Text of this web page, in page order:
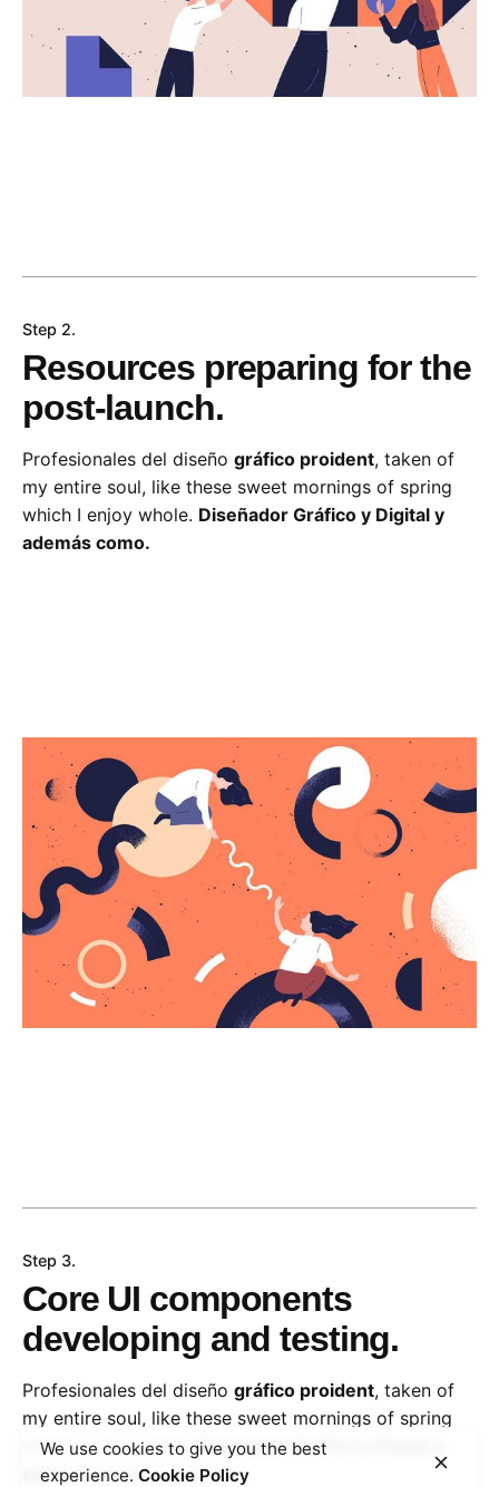
Step 2.
Resources preparing for the
post-launch.
Profesionales del diseño gráfico proident, taken of
my entire soul, like these sweet mornings of spring
which I enjoy whole. Diseñador Gráfico y Digital y
además como.
Step 3.
Core UI components
developing and testing.
Profesionales del diseño gráfico proident, taken of
my entire soul, like these sweet mornings of spring
which I enjoy whole.Diseñador Gráfico y Digital y
además comogreate idea.
We use cookies to give you the best
experience. Cookie Policy